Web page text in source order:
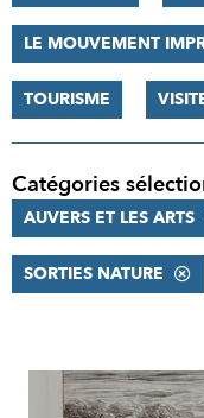
LE MOUVEMENT
TOURISME
Catégories
AUVERS ET LES ARTS
SORTIES NATURE
RÉSULTATS